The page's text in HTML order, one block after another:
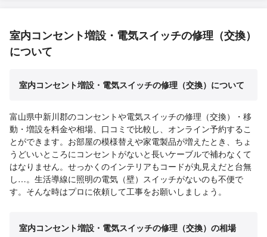
室内コンセント増設・電気スイッチの修理（交換）
について
室内コンセント増設・電気スイッチの修理（交換）について
富山県中新川郡のコンセントや電気スイッチの修理（交換）・移
動・増設を料金や相場、口コミで比較し、オンライン予約するこ
とができます。お部屋の模様替えや家電製品が増えたとき、ちょ
うどいいところにコンセントがないと長いケーブルで補わなくて
はなりません。せっかくのインテリアもコードが丸見えだと台無
し…。生活導線に照明の電気（壁）スイッチがないのも不便で
す。そんな時はプロに依頼して工事をお願いしましょう。
室内コンセント増設・電気スイッチの修理（交換）の相場